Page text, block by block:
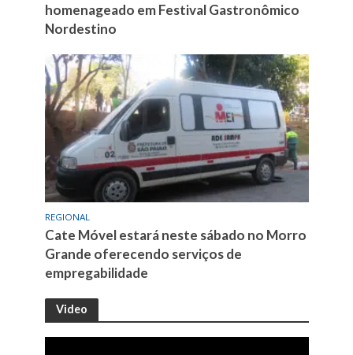
homenageado em Festival Gastronômico
Nordestino
REGIONAL
Cate Móvel estará neste sábado no Morro
Grande oferecendo serviços de
empregabilidade
Video